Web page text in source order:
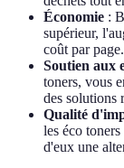
Économie :
supérieur,
coût par page.
Soutien aux
toners, vous
des solutions
Qualité
les éco
d'eux une